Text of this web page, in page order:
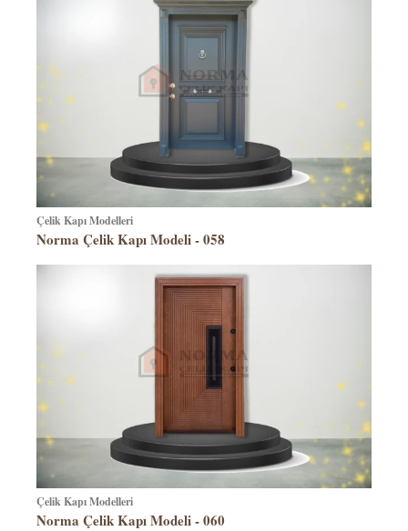
Çelik Kapı Modelleri
Norma Çelik Kapı Modeli - 058
Çelik Kapı Modelleri
Norma Çelik Kapı Modeli - 060